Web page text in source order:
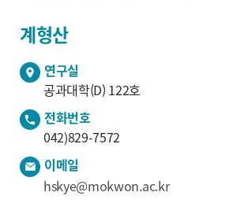
계형산
연구실
공과대학(D) 122호
전화번호
042)829-7572
이메일
hskye@mokwon.ac.kr